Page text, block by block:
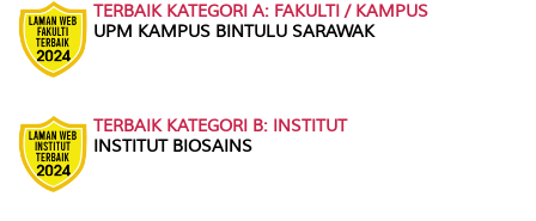
TERBAIK KATEGORI A: FAKULTI / KAMPUS
UPM KAMPUS BINTULU SARAWAK
TERBAIK KATEGORI B: INSTITUT
INSTITUT BIOSAINS